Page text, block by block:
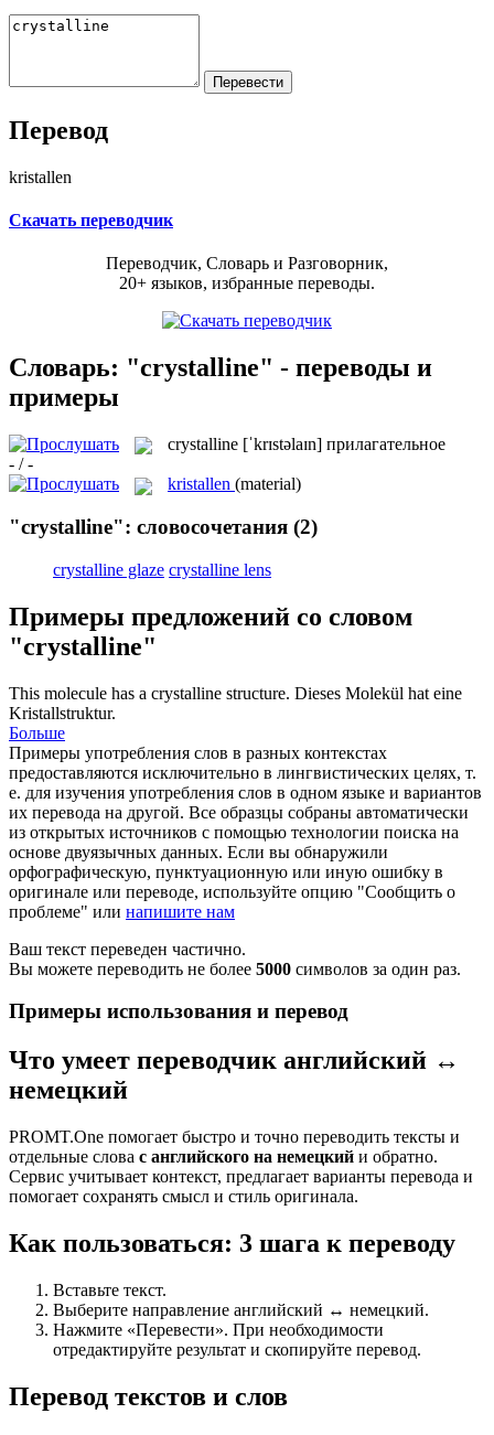
Перевод
kristallen
Скачать переводчик
Переводчик, Словарь и Разговорник,
20+ языков, избранные переводы.
Словарь: "crystalline" - переводы и
примеры
crystalline [ˈkrɪstəlaɪn] прилагательное
- / -
kristallen (material)
"crystalline": словосочетания (2)
crystalline glaze crystalline lens
Примеры предложений со словом
"crystalline"
This molecule has a crystalline structure. Dieses Molekül hat eine
Kristallstruktur.
Больше
Примеры употребления слов в разных контекстах
предоставляются исключительно в лингвистических целях, т.
е. для изучения употребления слов в одном языке и вариантов
их перевода на другой. Все образцы собраны автоматически
из открытых источников с помощью технологии поиска на
основе двуязычных данных. Если вы обнаружили
орфографическую, пунктуационную или иную ошибку в
оригинале или переводе, используйте опцию "Сообщить о
проблеме" или напишите нам
Ваш текст переведен частично.
Вы можете переводить не более 5000 символов за один раз.
Примеры использования и перевод
Что умеет переводчик английский ↔
немецкий
PROMT.One помогает быстро и точно переводить тексты и
отдельные слова с английского на немецкий и обратно.
Сервис учитывает контекст, предлагает варианты перевода и
помогает сохранять смысл и стиль оригинала.
Как пользоваться: 3 шага к переводу
Вставьте текст.
Выберите направление английский ↔ немецкий.
Нажмите «Перевести». При необходимости
отредактируйте результат и скопируйте перевод.
Перевод текстов и слов